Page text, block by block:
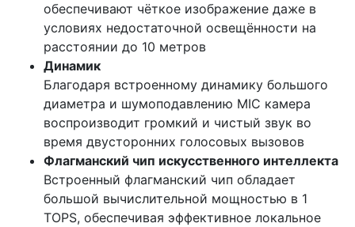
обеспечивают чёткое изображение даже в
условиях недостаточной освещённости на
расстоянии до 10 метров
Динамик
Благодаря встроенному динамику большого
диаметра и шумоподавлению MIC камера
воспроизводит громкий и чистый звук во
время двусторонних голосовых вызовов
Флагманский чип искусственного интеллекта
Встроенный флагманский чип обладает
большой вычислительной мощностью в 1
TOPS, обеспечивая эффективное локальное